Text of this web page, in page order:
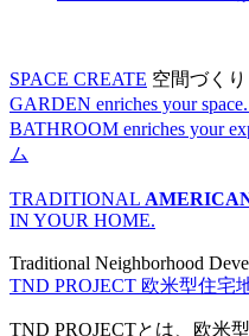
SPACE CREATE 空間づくり
GARDEN enriches your space.
BATHROOM enriches your
ム
TRADITIONAL
IN YOUR HOME.
Traditional Neighborhood
TND PROJECT 欧米型住宅
TND PROJECTとは、欧米